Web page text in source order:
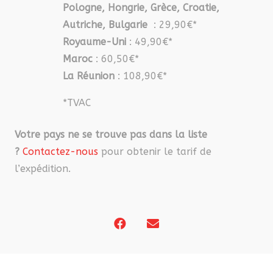
Pologne, Hongrie, Grèce, Croatie,
Autriche, Bulgarie : 29,90€*
Royaume-Uni : 49,90€*
Maroc : 60,50€*
La Réunion : 108,90€*
*TVAC
Votre pays ne se trouve pas dans la liste
? Contactez-nous pour obtenir le tarif de
l’expédition.